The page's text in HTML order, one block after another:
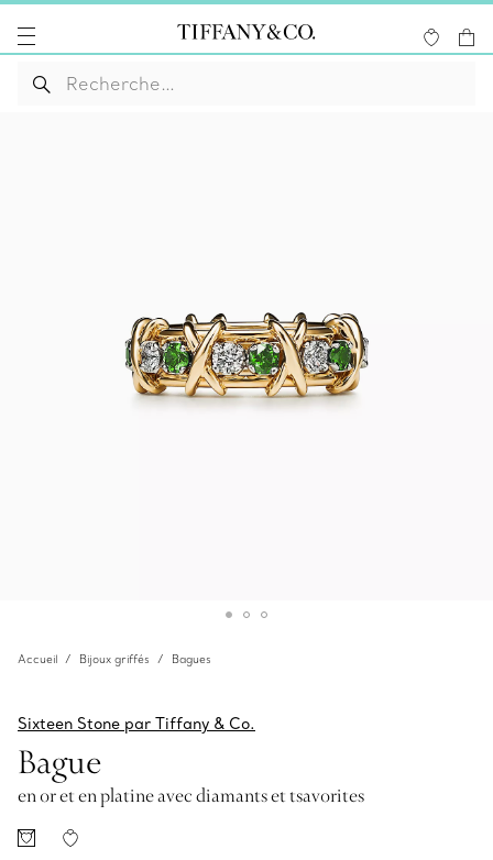
Accueil Bijoux griffés Bagues
Sixteen Stone par Tiffany & Co.
Bague
en or et en platine avec diamants et tsavorites